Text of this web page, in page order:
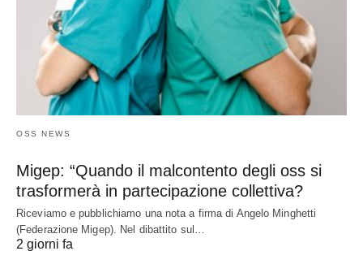
OSS NEWS
Migep: “Quando il malcontento degli oss si
trasformerà in partecipazione collettiva?
Riceviamo e pubblichiamo una nota a firma di Angelo Minghetti
(Federazione Migep). Nel dibattito sul…
2 giorni fa